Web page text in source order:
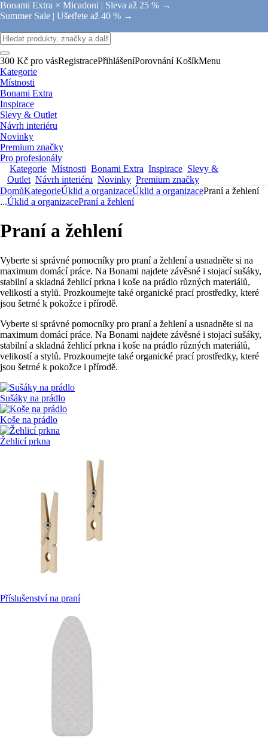
Bonami Extra × Micadoni | Sleva až 25 % →
Summer Sale | Ušetřete až 40 % →
300 Kč pro vásRegistracePřihlášeníPorovnání KošíkMenu
Kategorie
Místnosti
Bonami Extra
Inspirace
Slevy & Outlet
Návrh interiéru
Novinky
Premium značky
Pro profesionály
Kategorie Místnosti Bonami Extra Inspirace Slevy &
Outlet Návrh interiéru Novinky Premium značky
DomůKategorieÚklid a organizaceÚklid a organizacePraní a žehlení
...Úklid a organizacePraní a žehlení
Praní a žehlení
Vyberte si správné pomocníky pro praní a žehlení a usnadněte si na
maximum domácí práce. Na Bonami najdete závěsné i stojací sušáky,
stabilní a skladná žehlicí prkna i koše na prádlo různých materiálů,
velikostí a stylů. Prozkoumejte také organické prací prostředky, které
jsou šetrné k pokožce i přírodě.
Vyberte si správné pomocníky pro praní a žehlení a usnadněte si na
maximum domácí práce. Na Bonami najdete závěsné i stojací sušáky,
stabilní a skladná žehlicí prkna i koše na prádlo různých materiálů,
velikostí a stylů. Prozkoumejte také organické prací prostředky, které
jsou šetrné k pokožce i přírodě.
Sušáky na prádlo
Koše na prádlo
Žehlicí prkna
Příslušenství na praní